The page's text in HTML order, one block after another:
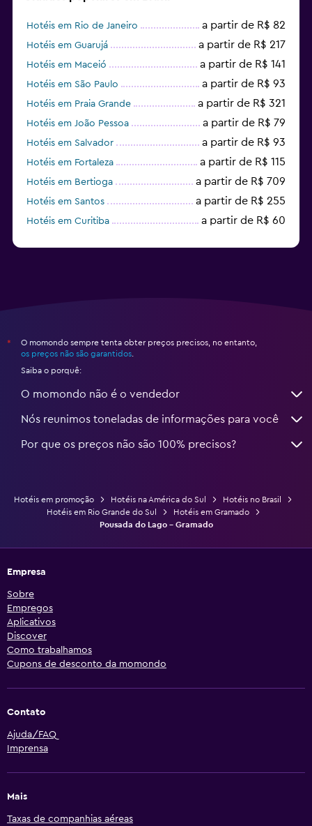
Hotéis em Rio de Janeiro a partir de R$ 82
Hotéis em Guarujá a partir de R$ 217
Hotéis em Maceió a partir de R$ 141
Hotéis em São Paulo a partir de R$ 93
Hotéis em Praia Grande a partir de R$ 321
Hotéis em João Pessoa a partir de R$ 79
Hotéis em Salvador a partir de R$ 93
Hotéis em Fortaleza a partir de R$ 115
Hotéis em Bertioga a partir de R$ 709
Hotéis em Santos a partir de R$ 255
Hotéis em Curitiba a partir de R$ 60
*
O momondo sempre tenta obter preços precisos, no entanto,
os preços não são garantidos
Saiba o porquê:
O momondo não é o vendedor
Nós reunimos toneladas de informações para você
Por que os preços não são 100% precisos?
Hotéis em promoção Hotéis na América do Sul
Hotéis no Brasil
Hotéis em Rio Grande do Sul
Hotéis em Gramado
Pousada do Lago - Gramado
Empresa
Sobre
Empregos
Aplicativos
Discover
Como trabalhamos
Cupons de desconto da momondo
Contato
Ajuda/FAQ
Imprensa
Mais
Taxas de companhias aéreas